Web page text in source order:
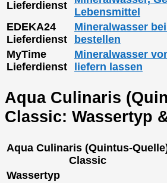
Lieferdienst
Lebensmittel
EDEKA24
Lieferdienst
Mineralwasser
bestellen
MyTime
Lieferdienst
Mineralwasser
liefern lassen
Aqua Culinaris
Classic: Wassertyp
Aqua Culinaris (Quintus-
Classic
Wassertyp